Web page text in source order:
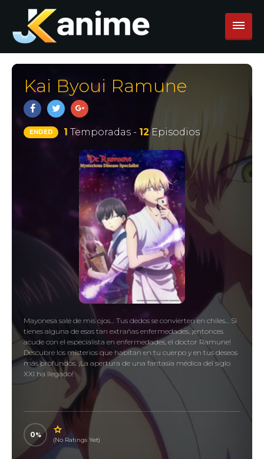
Kai Byoui Ramune
ENDED 1 Temporadas - 12Episodios
Mayonesa sale de mis ojos… Tus dedos se convierten en chiles… Si
tienes alguna de esas tan extrañas enfermedades, ¡entonces
acude con el especialista en enfermedades, el doctor Ramune!
Descubre los misterios que habitan en tu cuerpo y en tus deseos
más profundos. ¡La apertura de una fantasía médica del siglo
XXI ha llegado!
0
(No Ratings Yet)